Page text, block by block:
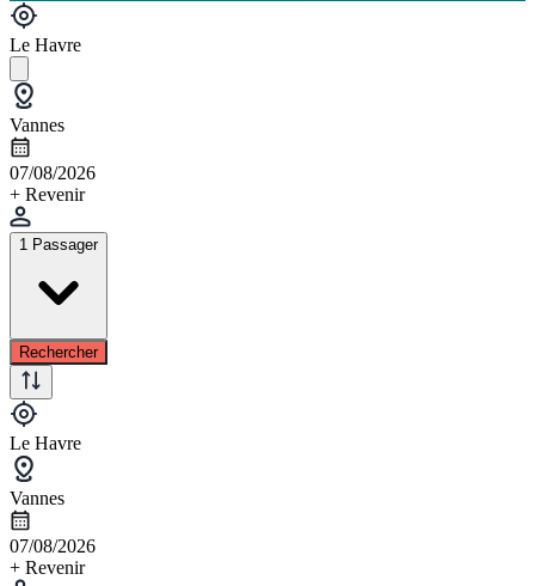
Le Havre
Vannes
07/08/2026
+ Revenir
1 Passager
Rechercher
Le Havre
Vannes
07/08/2026
+ Revenir